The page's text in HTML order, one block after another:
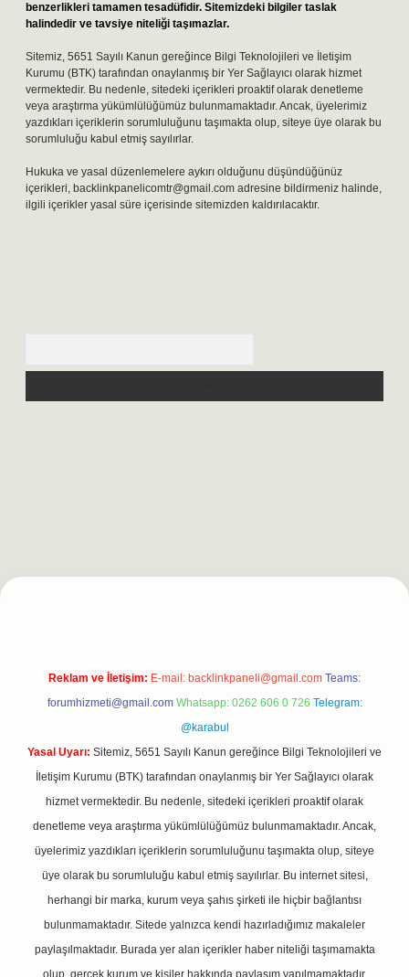
benzerlikleri tamamen tesadüfidir. Sitemizdeki bilgiler taslak
halindedir ve tavsiye niteliği taşımazlar.
Sitemiz, 5651 Sayılı Kanun gereğince Bilgi Teknolojileri ve İletişim
Kurumu (BTK) tarafından onaylanmış bir Yer Sağlayıcı olarak hizmet
vermektedir. Bu nedenle, sitedeki içerikleri proaktif olarak denetleme
veya araştırma yükümlülüğümüz bulunmamaktadır. Ancak, üyelerimiz
yazdıkları içeriklerin sorumluluğunu taşımakta olup, siteye üye olarak bu
sorumluluğu kabul etmiş sayılırlar.
Hukuka ve yasal düzenlemelere aykırı olduğunu düşündüğünüz
içerikleri, backlinkpanelicomtr@gmail.com adresine bildirmeniz halinde,
ilgili içerikler yasal süre içerisinde sitemizden kaldırılacaktır.
Reklam ve İletişim: E-mail: backlinkpaneli@gmail.com Teams:
forumhizmeti@gmail.com Whatsapp: 0262 606 0 726 Telegram:
@karabul
Yasal Uyarı: Sitemiz, 5651 Sayılı Kanun gereğince Bilgi Teknolojileri ve
İletişim Kurumu (BTK) tarafından onaylanmış bir Yer Sağlayıcı olarak
hizmet vermektedir. Bu nedenle, sitedeki içerikleri proaktif olarak
denetleme veya araştırma yükümlülüğümüz bulunmamaktadır. Ancak,
üyelerimiz yazdıkları içeriklerin sorumluluğunu taşımakta olup, siteye
üye olarak bu sorumluluğu kabul etmiş sayılırlar. Bu internet sitesi,
herhangi bir marka, kurum veya şahıs şirketi ile hiçbir bağlantısı
bulunmamaktadır. Sitede yalnızca kendi hazırladığımız makaleler
paylaşılmaktadır. Burada yer alan içerikler haber niteliği taşımamakta
olup, gerçek kurum ve kişiler hakkında paylaşım yapılmamaktadır.